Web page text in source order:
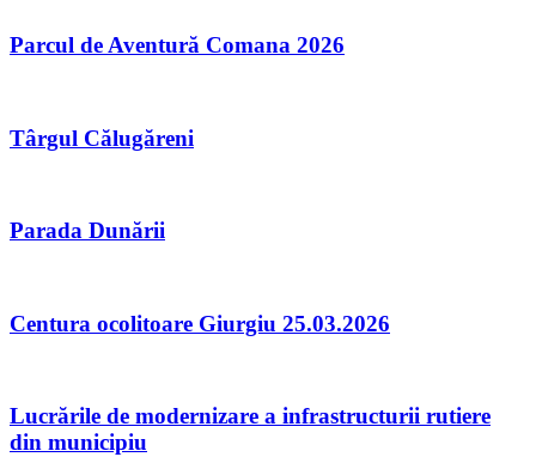
Parcul de Aventură Comana 2026
Târgul Călugăreni
Parada Dunării
Centura ocolitoare Giurgiu 25.03.2026
Lucrările de modernizare a infrastructurii rutiere
din municipiu